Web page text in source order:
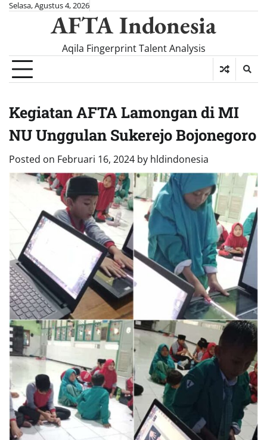
SkipSelasa, Agustus 4, 2026
AFTA Indonesia
Aqila Fingerprint Talent Analysis
Kegiatan AFTA Lamongan di MI
NU Unggulan Sukerejo Bojonegoro
Posted on Februari 16, 2024 by hldindonesia